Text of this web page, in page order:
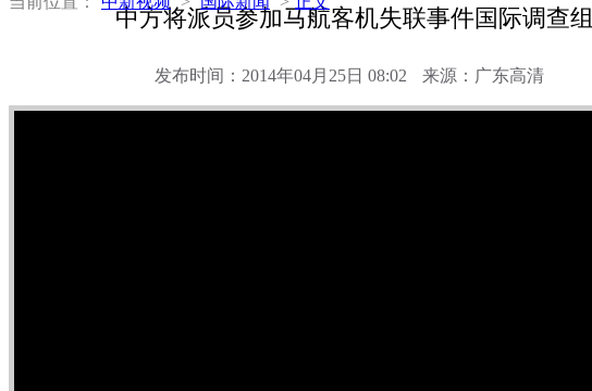
中方将派员参加马航客机失联事件国际调查组
发布时间：2014年04月25日 08:02 来源：广东高清